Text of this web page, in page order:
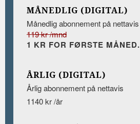
MÅNEDLIG (DIGITAL)
Månedlig abonnement på nettavis
119 kr /mnd
1 KR FOR FØRSTE MÅNED.
ÅRLIG (DIGITAL)
Årlig abonnement på nettavis
1140 kr /år